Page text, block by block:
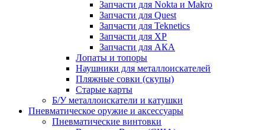
Запчасти для Nokta и Makro
Запчасти для Quest
Запчасти для Teknetics
Запчасти для XP
Запчасти для АКА
Лопаты и топоры
Наушники для металлоискателей
Пляжные совки (скупы)
Старые карты
Б/У металлоискатели и катушки
Пневматическое оружие и аксессуары
Пневматические винтовки